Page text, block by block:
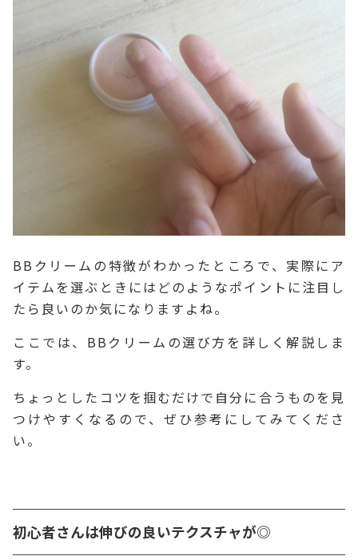
BBクリームの特徴がわかったところで、実際にア
イテムを選ぶときにはどのようなポイントに注目し
たら良いのか気になりますよね。
ここでは、BBクリームの選び方を詳しく解説しま
す。
ちょっとしたコツを掴むだけで自分に合うものを見
つけやすくなるので、ぜひ参考にしてみてくださ
い。
初心者さんは伸びの良いテクスチャが◎